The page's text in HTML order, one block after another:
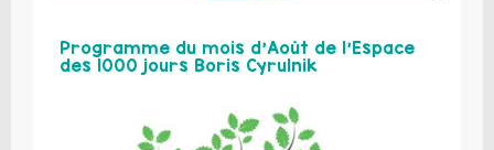
Programme du mois d’Août de l’Espace
des 1000 jours Boris Cyrulnik